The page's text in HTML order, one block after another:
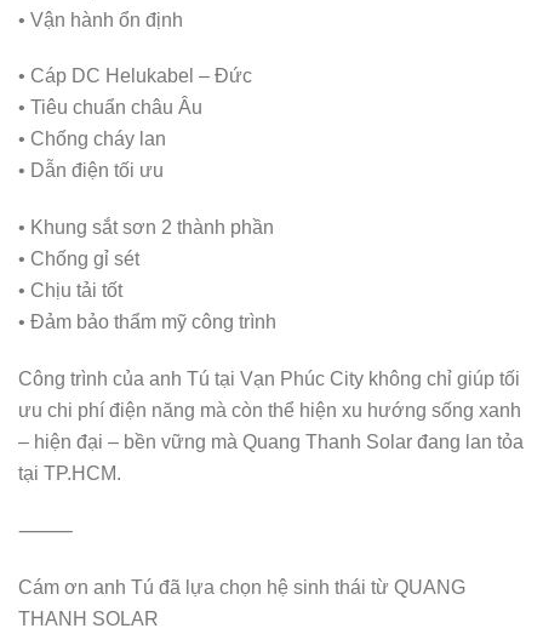
• Vận hành ổn định
• Cáp DC Helukabel – Đức
• Tiêu chuẩn châu Âu
• Chống cháy lan
• Dẫn điện tối ưu
• Khung sắt sơn 2 thành phần
• Chống gỉ sét
• Chịu tải tốt
• Đảm bảo thẩm mỹ công trình
Công trình của anh Tú tại Vạn Phúc City không chỉ giúp tối
ưu chi phí điện năng mà còn thể hiện xu hướng sống xanh
– hiện đại – bền vững mà Quang Thanh Solar đang lan tỏa
tại TP.HCM.
⸻
Cám ơn anh Tú đã lựa chọn hệ sinh thái từ QUANG
THANH SOLAR